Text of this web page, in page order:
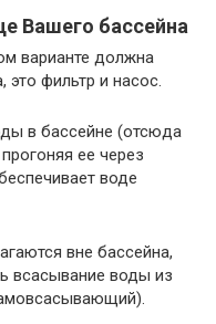
Вашего бассейна
варианте должна
фильтр и насос.
в бассейне (отсюда
ее через
воде
вне бассейна,
всасывание воды из